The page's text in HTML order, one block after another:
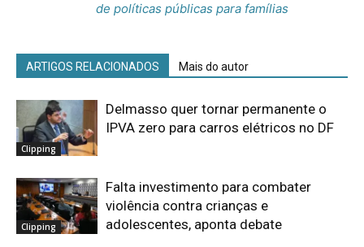
de políticas públicas para famílias
ARTIGOS RELACIONADOS Mais do autor
Clipping
Delmasso quer tornar permanente o
IPVA zero para carros elétricos no DF
Clipping
Falta investimento para combater
violência contra crianças e
adolescentes, aponta debate